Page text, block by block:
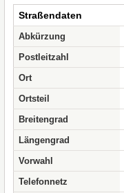
Straßendaten
Abkürzung
Postleitzahl
Ort
Ortsteil
Breitengrad
Längengrad
Vorwahl
Telefonnetz